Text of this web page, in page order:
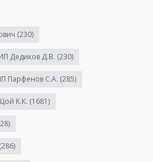
(230)
Дедиков Д.В. (230)
Парфенов С.А. (285)
К.К. (1681)
(286)